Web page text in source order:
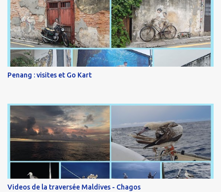
Penang : visites et Go Kart
Videos de la traversée Maldives - Chagos